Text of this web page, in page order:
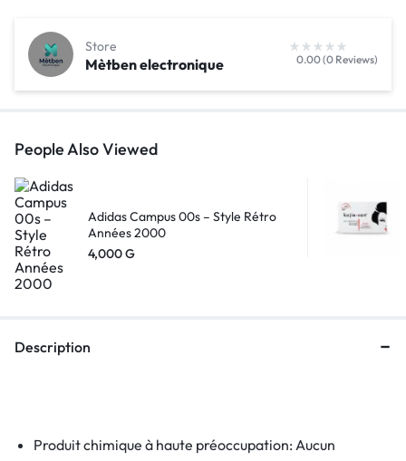
Store
Mètben electronique 0.00 (0 Reviews)
People Also Viewed
Adidas Campus 00s – Style Rétro
Années 2000
4,000G
Description
Produit chimique à haute préoccupation: Aucun